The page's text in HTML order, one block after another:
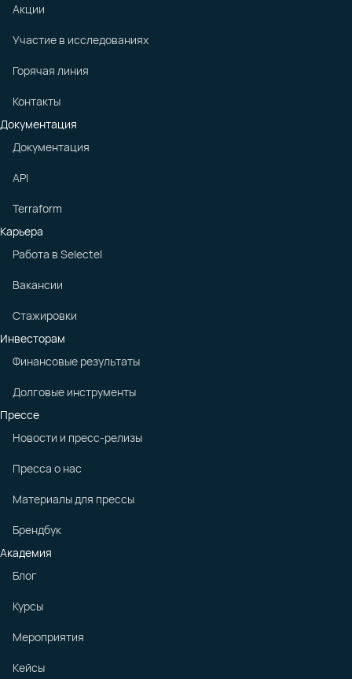
Акции
Участие в исследованиях
Горячая линия
Контакты
Документация
Документация
API
Terraform
Карьера
Работа в Selectel
Вакансии
Стажировки
Инвесторам
Финансовые результаты
Долговые инструменты
Прессе
Новости и пресс-релизы
Пресса о нас
Материалы для прессы
Брендбук
Академия
Блог
Курсы
Мероприятия
Кейсы